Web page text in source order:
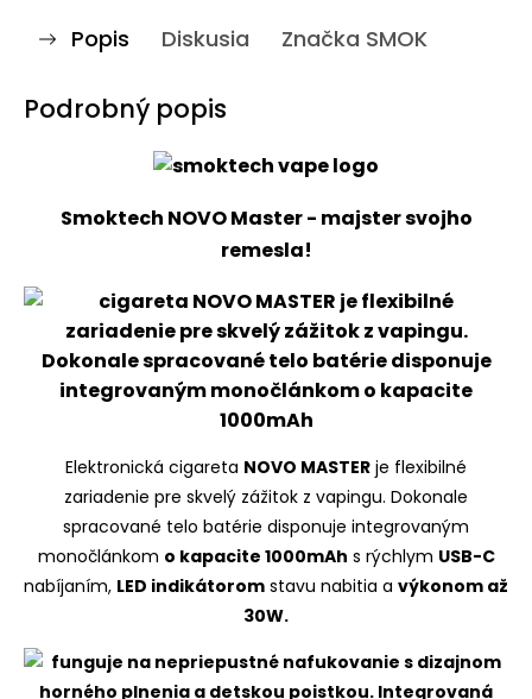
Popis Diskusia Značka SMOK
Podrobný popis
Smoktech NOVO Master - majster svojho
remesla!
Elektronická cigareta NOVO MASTER je flexibilné
zariadenie pre skvelý zážitok z vapingu. Dokonale
spracované telo batérie disponuje integrovaným
monočlánkom o kapacite 1000mAh s rýchlym USB-C
nabíjaním, LED indikátorom stavu nabitia a výkonom až
30W.